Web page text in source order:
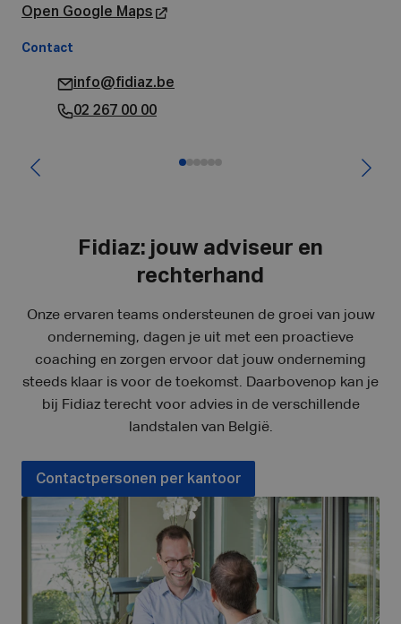
Open Google Maps
Contact
info@fidiaz.be
02 267 00 00
Fidiaz: jouw adviseur en
rechterhand
Onze ervaren teams ondersteunen de groei van jouw
onderneming, dagen je uit met een proactieve
coaching en zorgen ervoor dat jouw onderneming
steeds klaar is voor de toekomst. Daarbovenop kan je
bij Fidiaz terecht voor advies in de verschillende
landstalen van België.
Contactpersonen per kantoor